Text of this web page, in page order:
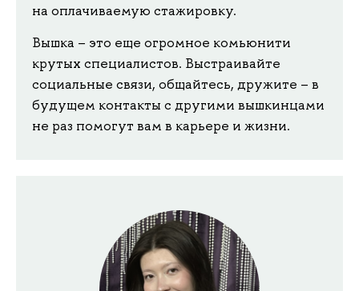
на оплачиваемую стажировку.
Вышка – это еще огромное комьюнити
крутых специалистов. Выстраивайте
социальные связи, общайтесь, дружите – в
будущем контакты с другими вышкинцами
не раз помогут вам в карьере и жизни.